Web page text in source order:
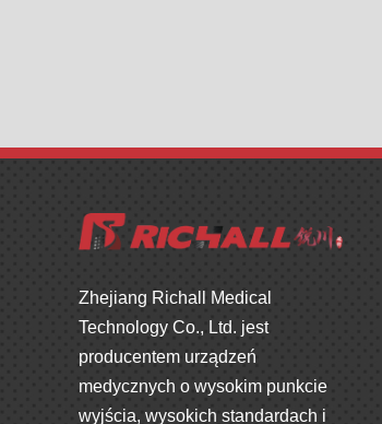
Zhejiang Richall Medical
Technology Co., Ltd. jest
producentem urządzeń
medycznych o wysokim punkcie
wyjścia, wysokich standardach i